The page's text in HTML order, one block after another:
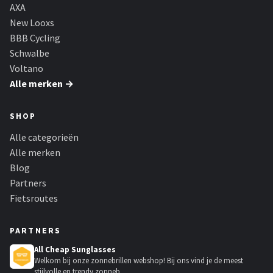
Schwalbe
Voltano
Shimano
AXA
New Looxs
BBB Cycling
Schwalbe
Voltano
Alle merken →
SHOP
Alle categorieën
Alle merken
Blog
Partners
Fietsroutes
PARTNERS
All Cheap Sunglasses
Welkom bij onze zonnebrillen webshop! Bij ons vind je de meest